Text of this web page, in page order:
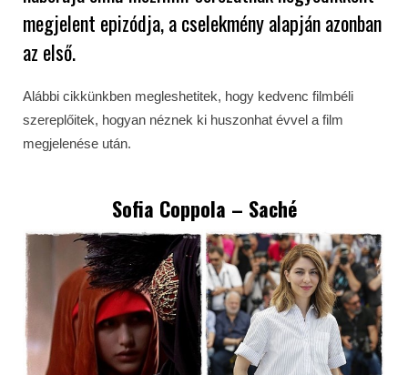
megjelent epizódja, a cselekmény alapján azonban
az első.
Alábbi cikkünkben megleshetitek, hogy kedvenc filmbéli
szereplőitek, hogyan néznek ki huszonhat évvel a film
megjelenése után.
Sofia Coppola – Saché